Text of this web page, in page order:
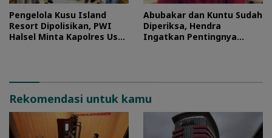
Pengelola Kusu Island
Resort Dipolisikan, PWI
Halsel Minta Kapolres Usut
Abubakar dan Kuntu Sudah
Diperiksa, Hendra
Ingatkan Pentingnya
Rekomendasi untuk kamu